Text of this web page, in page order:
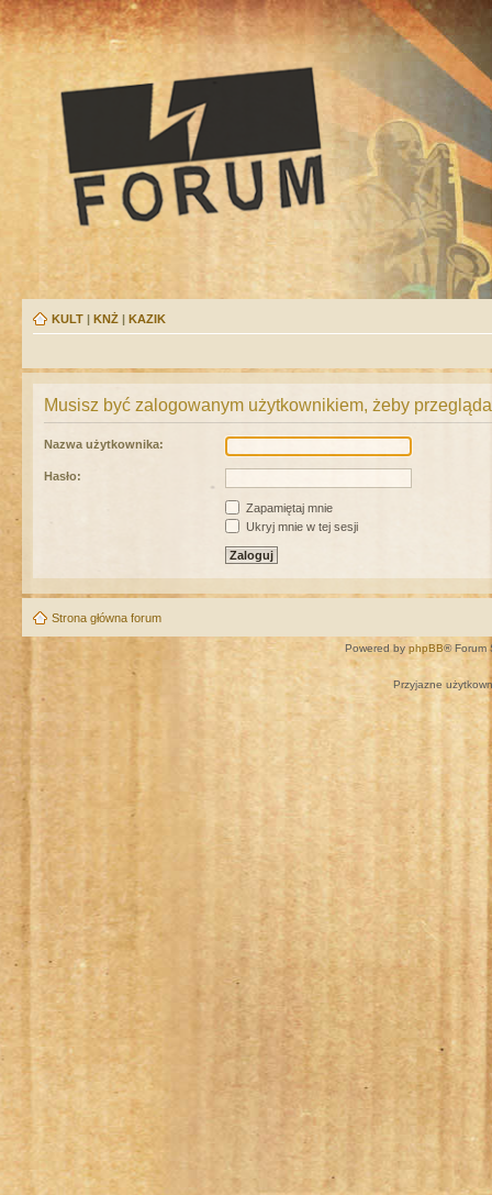
KULT | KNŻ | KAZIK
Musisz być zalogowanym użytkownikiem, żeby
Nazwa użytkownika:
Hasło:
Zapamiętaj mnie
Ukryj mnie w tej sesji
Strona główna forum
Powered by phpBB® Forum
Przyjazne